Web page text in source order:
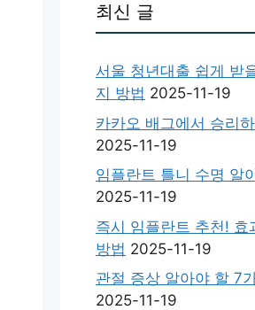
최신 글
서울 청년대출 쉽게 받
지 방법 2025-11-19
카카오 배그에서 승리
2025-11-19
임플란트 틀니 수명 알
2025-11-19
즉시 임플란트 추천! 효
방법 2025-11-19
관절 증상 알아야 할 7
2025-11-19